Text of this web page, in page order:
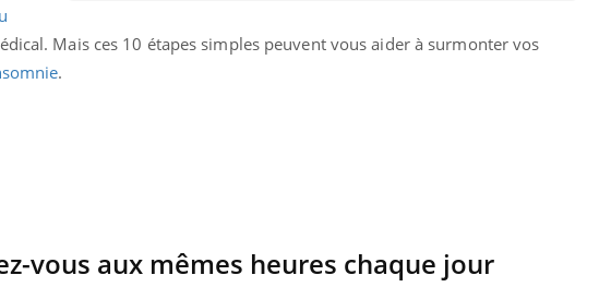
Mais ces 10 étapes simples peuvent vous aider à surmonter vos
.
vous aux mêmes heures chaque jour